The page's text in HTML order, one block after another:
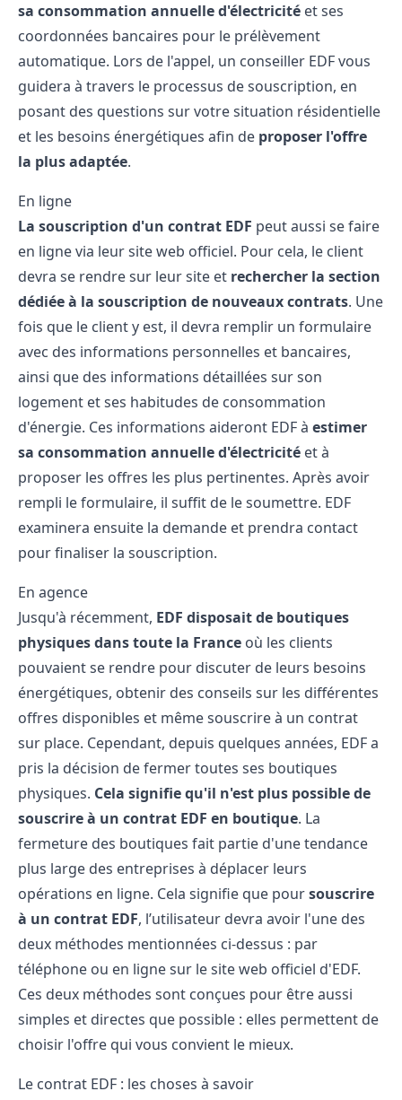
sa consommation annuelle d'électricité et ses
coordonnées bancaires pour le prélèvement
automatique. Lors de l'appel, un conseiller EDF vous
guidera à travers le processus de souscription, en
posant des questions sur votre situation résidentielle
et les besoins énergétiques afin de proposer l'offre
la plus adaptée.
En ligne
La souscription d'un contrat EDF peut aussi se faire
en ligne via leur site web officiel. Pour cela, le client
devra se rendre sur leur site et rechercher la section
dédiée à la souscription de nouveaux contrats. Une
fois que le client y est, il devra remplir un formulaire
avec des informations personnelles et bancaires,
ainsi que des informations détaillées sur son
logement et ses habitudes de consommation
d'énergie. Ces informations aideront EDF à estimer
sa consommation annuelle d'électricité et à
proposer les offres les plus pertinentes. Après avoir
rempli le formulaire, il suffit de le soumettre. EDF
examinera ensuite la demande et prendra contact
pour finaliser la souscription.
En agence
Jusqu'à récemment, EDF disposait de boutiques
physiques dans toute la France où les clients
pouvaient se rendre pour discuter de leurs besoins
énergétiques, obtenir des conseils sur les différentes
offres disponibles et même souscrire à un contrat
sur place. Cependant, depuis quelques années, EDF a
pris la décision de fermer toutes ses boutiques
physiques. Cela signifie qu'il n'est plus possible de
souscrire à un contrat EDF en boutique. La
fermeture des boutiques fait partie d'une tendance
plus large des entreprises à déplacer leurs
opérations en ligne. Cela signifie que poursouscrire
à un contrat EDF, l’utilisateur devra avoir l'une des
deux méthodes mentionnées ci-dessus : par
téléphone ou en ligne sur le site web officiel d'EDF.
Ces deux méthodes sont conçues pour être aussi
simples et directes que possible : elles permettent de
choisir l'offre qui vous convient le mieux.
Le contrat EDF : les choses à savoir